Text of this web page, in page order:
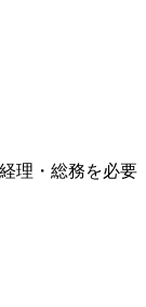
理・総務を必要